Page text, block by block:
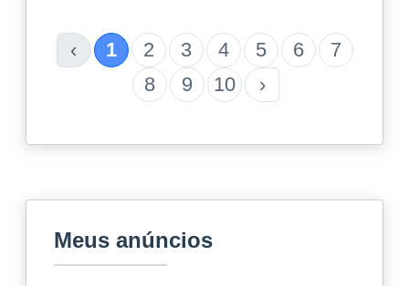
‹ 1 2 3 4 5 6
7
8
9 10 ›
Meus anúncios